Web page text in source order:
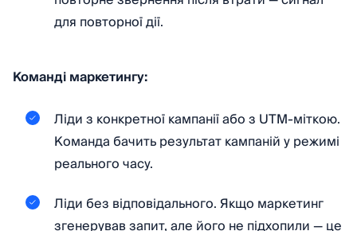
для повторної дії.
Команді маркетингу:
Ліди з конкретної кампанії або з UTM-міткою.
Команда бачить результат кампаній у режимі
реального часу.
Ліди без відповідального. Якщо маркетинг
згенерував запит, але його не підхопили — це